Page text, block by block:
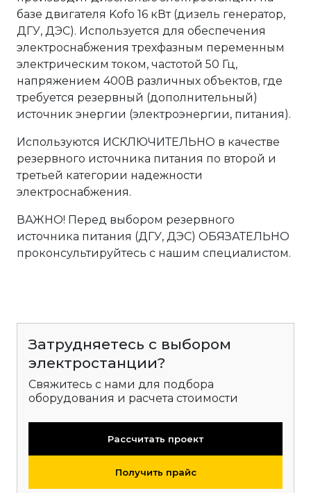
базе двигателя Kofo 16 кВт (дизель генератор,
ДГУ, ДЭС). Используется для обеспечения
электроснабжения трехфазным переменным
электрическим током, частотой 50 Гц,
напряжением 400В различных объектов, где
требуется резервный (дополнительный)
источник энергии (электроэнергии, питания).
Используются ИСКЛЮЧИТЕЛЬНО в качестве
резервного источника питания по второй и
третьей категории надежности
электроснабжения.
ВАЖНО! Перед выбором резервного
источника питания (ДГУ, ДЭС) ОБЯЗАТЕЛЬНО
проконсультируйтесь с нашим специалистом.
Затрудняетесь с выбором
электростанции?
Свяжитесь с нами для подбора
оборудования и расчета стоимости
Рассчитать проект
Получить прайс